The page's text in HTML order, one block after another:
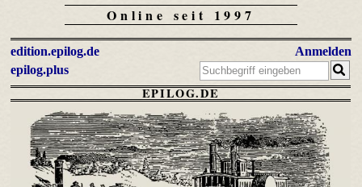
Online seit 1997
edition.epilog.de
epilog.plus
Anmelden
EPILOG.DE